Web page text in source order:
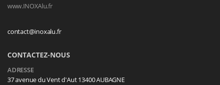
www.INOXAlu.fr
contact@inoxalu.fr
CONTACTEZ-NOUS
ADRESSE
37 avenue du Vent d'Aut 13400 AUBAGNE